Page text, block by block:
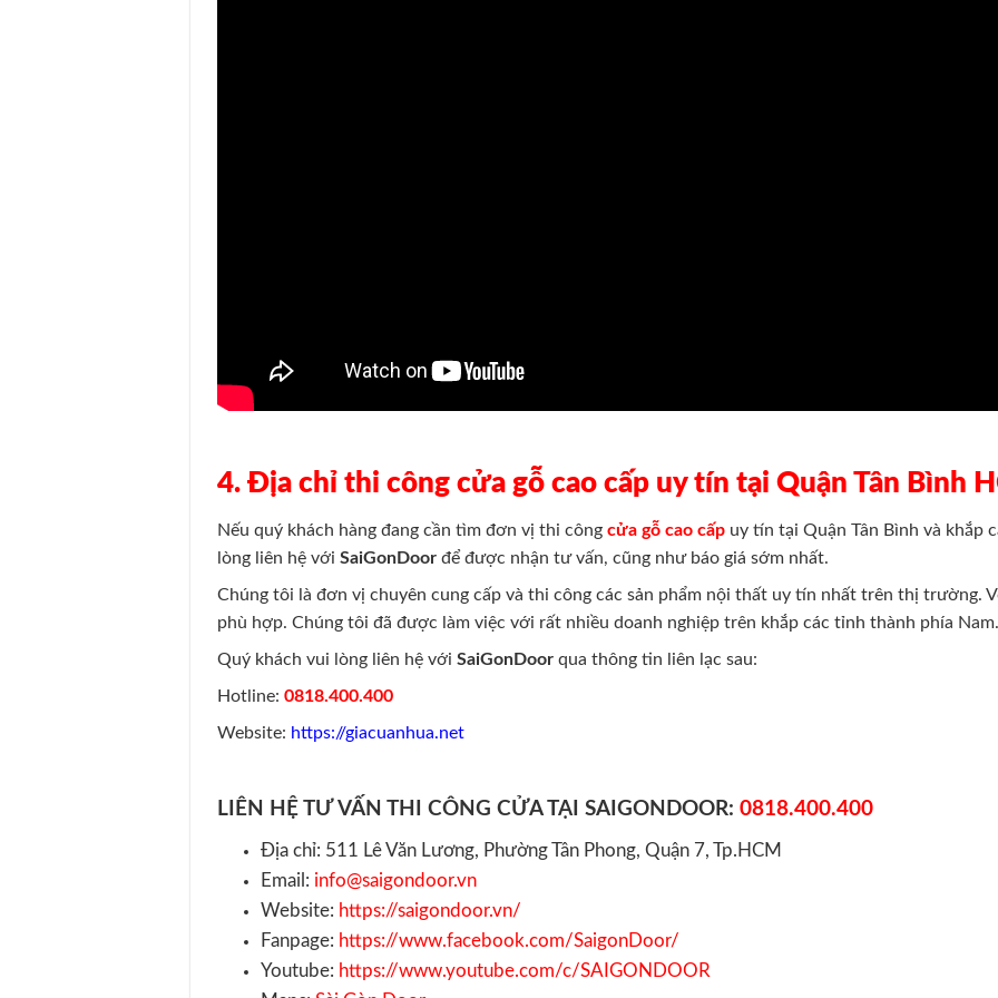
4. Địa chỉ thi công cửa gỗ cao cấp uy tín tại Quận Tân Bình
Nếu quý khách hàng đang cần tìm đơn vị thi côngcửa gỗ cao cấp uy tín tại Quận Tân Bình và khắp
lòng liên hệ vớiSaiGonDoor để được nhận tư vấn, cũng như báo giá sớm nhất.
Chúng tôi là đơn vị chuyên cung cấp và thi công các sản phẩm nội thất uy tín nhất trên thị trường.
phù hợp. Chúng tôi đã được làm việc với rất nhiều doanh nghiệp trên khắp các tỉnh thành phía
Quý khách vui lòng liên hệ vớiSaiGonDoor qua thông tin liên lạc sau:
Hotline:0818.400.400
Website: https://giacuanhua.net
LIÊN HỆ TƯ VẤN THI CÔNG CỬA TẠI SAIGONDOOR:0818.400.400
Địa chỉ: 511 Lê Văn Lương, Phường Tân Phong, Quận 7, Tp.HCM
Email: info@saigondoor.vn
Website: https://saigondoor.vn/
Fanpage: https://www.facebook.com/SaigonDoor/
Youtube: https://www.youtube.com/c/SAIGONDOOR